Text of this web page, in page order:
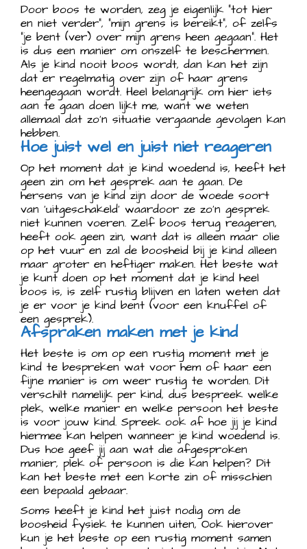
Door boos te worden, zeg je eigenlijk “tot hier
en niet verder”, “mijn grens is bereikt”, of zelfs
“je bent (ver) over mijn grens heen gegaan”. Het
is dus een manier om onszelf te beschermen.
Als je kind nooit boos wordt, dan kan het zijn
dat er regelmatig over zijn of haar grens
heengegaan wordt. Heel belangrijk om hier iets
aan te gaan doen lijkt me, want we weten
allemaal dat zo’n situatie vergaande gevolgen kan
hebben.
Hoe juist wel en juist niet reageren
Op het moment dat je kind woedend is, heeft het
geen zin om het gesprek aan te gaan. De
hersens van je kind zijn door de woede soort
van ‘uitgeschakeld’ waardoor ze zo’n gesprek
niet kunnen voeren. Zelf boos terug reageren,
heeft ook geen zin, want dat is alleen maar olie
op het vuur en zal de boosheid bij je kind alleen
maar groter en heftiger maken. Het beste wat
je kunt doen op het moment dat je kind heel
boos is, is zelf rustig blijven en laten weten dat
je er voor je kind bent (voor een knuffel of
een gesprek).
Afspraken maken met je kind
Het beste is om op een rustig moment met je
kind te bespreken wat voor hem of haar een
fijne manier is om weer rustig te worden. Dit
verschilt namelijk per kind, dus bespreek welke
plek, welke manier en welke persoon het beste
is voor jouw kind. Spreek ook af hoe jij je kind
hiermee kan helpen wanneer je kind woedend is.
Dus hoe geef jij aan wat die afgesproken
manier, plek of persoon is die kan helpen? Dit
kan het beste met een korte zin of misschien
een bepaald gebaar.
Soms heeft je kind het juist nodig om de
boosheid fysiek te kunnen uiten, Ook hierover
kun je het beste op een rustig moment samen